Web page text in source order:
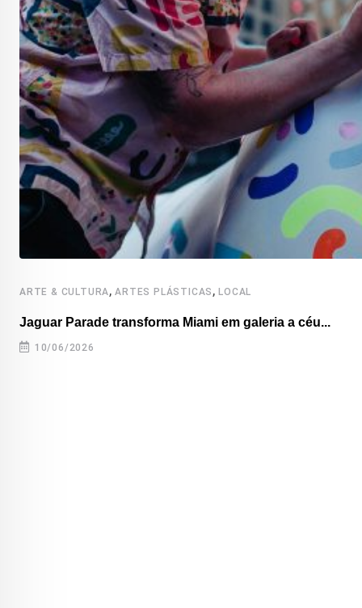
ARTE & CULTURA,ARTES PLÁSTICAS ,LOCAL
Jaguar Parade transforma Miami em galeria a céu...
10/06/2026